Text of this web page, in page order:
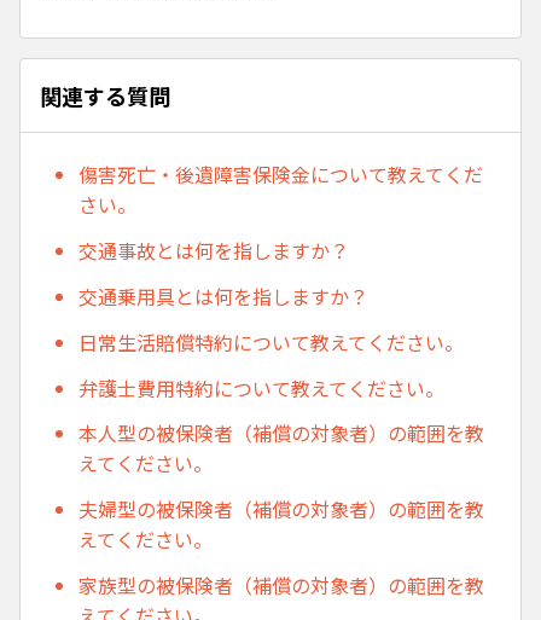
関連する質問
傷害死亡・後遺障害保険金について教えてくだ
さい。
交通事故とは何を指しますか？
交通乗用具とは何を指しますか？
日常生活賠償特約について教えてください。
弁護士費用特約について教えてください。
本人型の被保険者（補償の対象者）の範囲を教
えてください。
夫婦型の被保険者（補償の対象者）の範囲を教
えてください。
家族型の被保険者（補償の対象者）の範囲を教